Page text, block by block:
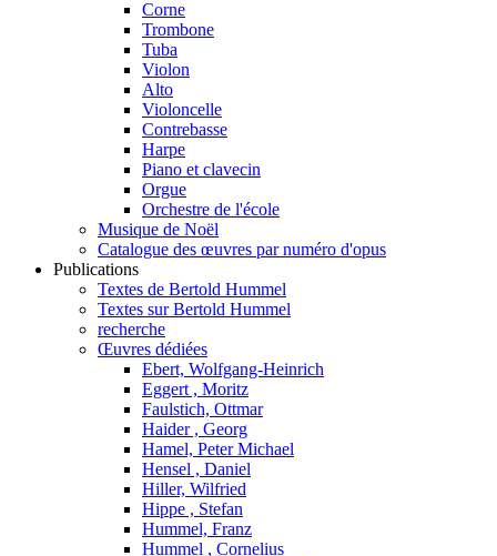
Corne
Trombone
Tuba
Violon
Alto
Violoncelle
Contrebasse
Harpe
Piano et clavecin
Orgue
Orchestre de l'école
Musique de Noël
Catalogue des œuvres par numéro d'opus
Publications
Textes de Bertold Hummel
Textes sur Bertold Hummel
recherche
Œuvres dédiées
Ebert, Wolfgang-Heinrich
Eggert , Moritz
Faulstich, Ottmar
Haider , Georg
Hamel, Peter Michael
Hensel , Daniel
Hiller, Wilfried
Hippe , Stefan
Hummel, Franz
Hummel , Cornelius